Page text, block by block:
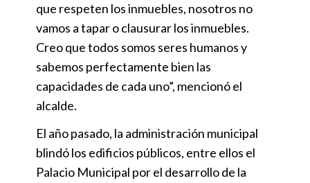
que respeten los inmuebles, nosotros no
vamos a tapar o clausurar los inmuebles.
Creo que todos somos seres humanos y
sabemos perfectamente bien las
capacidades de cada uno”, mencionó el
alcalde.
El año pasado, la administración municipal
blindó los edificios públicos, entre ellos el
Palacio Municipal por el desarrollo de la